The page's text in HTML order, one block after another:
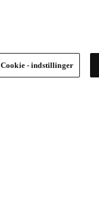
Cookie - indstillinger